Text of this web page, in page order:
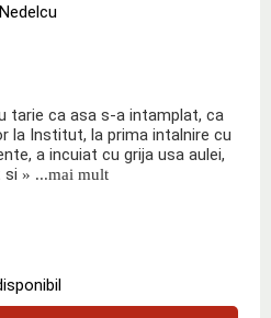
tarie ca asa s-a intamplat, ca
la Institut, la prima intalnire cu
a incuiat cu grija usa aulei,
si » ...mai mult